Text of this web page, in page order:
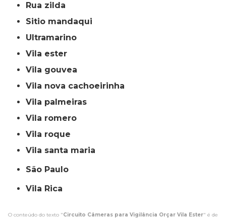
rua zilda
sitio mandaqui
ultramarino
vila ester
vila gouvea
vila nova cachoeirinha
vila palmeiras
vila romero
vila roque
vila santa maria
São Paulo
Vila Rica
O conteúdo do texto "Circuito Câmeras para Vigilância Orçar Vila Ester" é de